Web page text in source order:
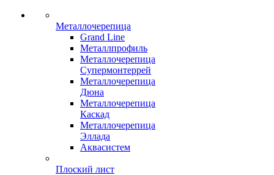
Металлочерепица
Grand Line
Металлпрофиль
Металлочерепица
Супермонтеррей
Металлочерепица
Дюна
Металлочерепица
Каскад
Металлочерепица
Эллада
Аквасистем
Плоский лист